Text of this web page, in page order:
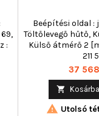
:
Beépítési oldal :
Töltőlevegő hűtő,
Külső átmérő 2
211
Ár
37
 Kosárba
 Utolsó